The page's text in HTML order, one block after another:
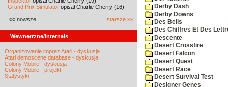
Grand Prix Simulator opisał Charlie Cherry (16)
«« nowsze starsze »»
Wewnętrzne/Internals
Organizowanie imprez Atari - dyskusja
Atari demoscene database - dyskusja
Colony Mobile - dyskusja
Colony Mobile - projekt
Statystyki
Derby Dash
Derby Downs
Des Bells
Des Chiffres Et Des
Descente
Desert Crossfire
Desert Falcon
Desert Quest
Desert Race
Desert Survival Test
Designer Genes